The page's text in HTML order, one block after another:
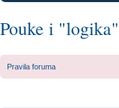
Pouke i "logika"
Pravila foruma